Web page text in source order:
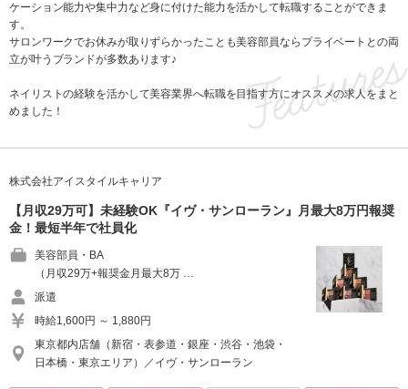
ケーション能力や集中力など身に付けた能力を活かして転職することができま
す。
サロンワークでお休みが取りずらかったことも美容部員ならプライベートとの両
立が叶うブランドが多数あります♪
ネイリストの経験を活かして美容業界へ転職を目指す方にオススメの求人をまと
めました！
株式会社アイスタイルキャリア
【月収29万可】未経験OK『イヴ・サンローラン』月最大8万円報奨
金！最短半年で社員化
美容部員・BA
（月収29万+報奨金月最大8万 …
派遣
時給1,600円 ～ 1,880円
東京都内店舗（新宿・表参道・銀座・渋谷・池袋・
日本橋・東京エリア）／イヴ・サンローラン